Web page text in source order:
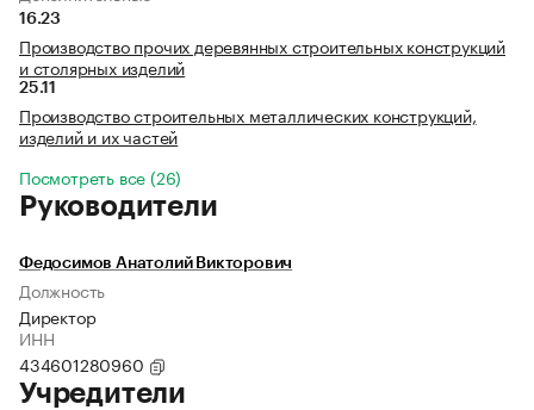
16.23
Производство прочих деревянных строительных конструкций
и столярных изделий
25.11
Производство строительных металлических конструкций,
изделий и их частей
Посмотреть все (26)
Руководители
Федосимов Анатолий Викторович
Должность
Директор
ИНН
434601280960
Учредители